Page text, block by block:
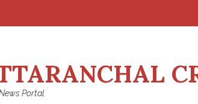
Portal